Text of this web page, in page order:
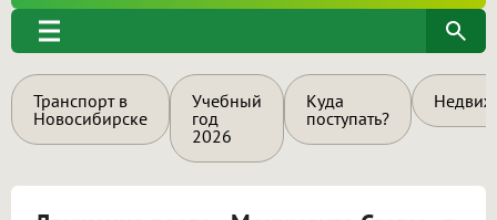
Транспорт в
Новосибирске
Учебный
год
2026
Куда
поступать?